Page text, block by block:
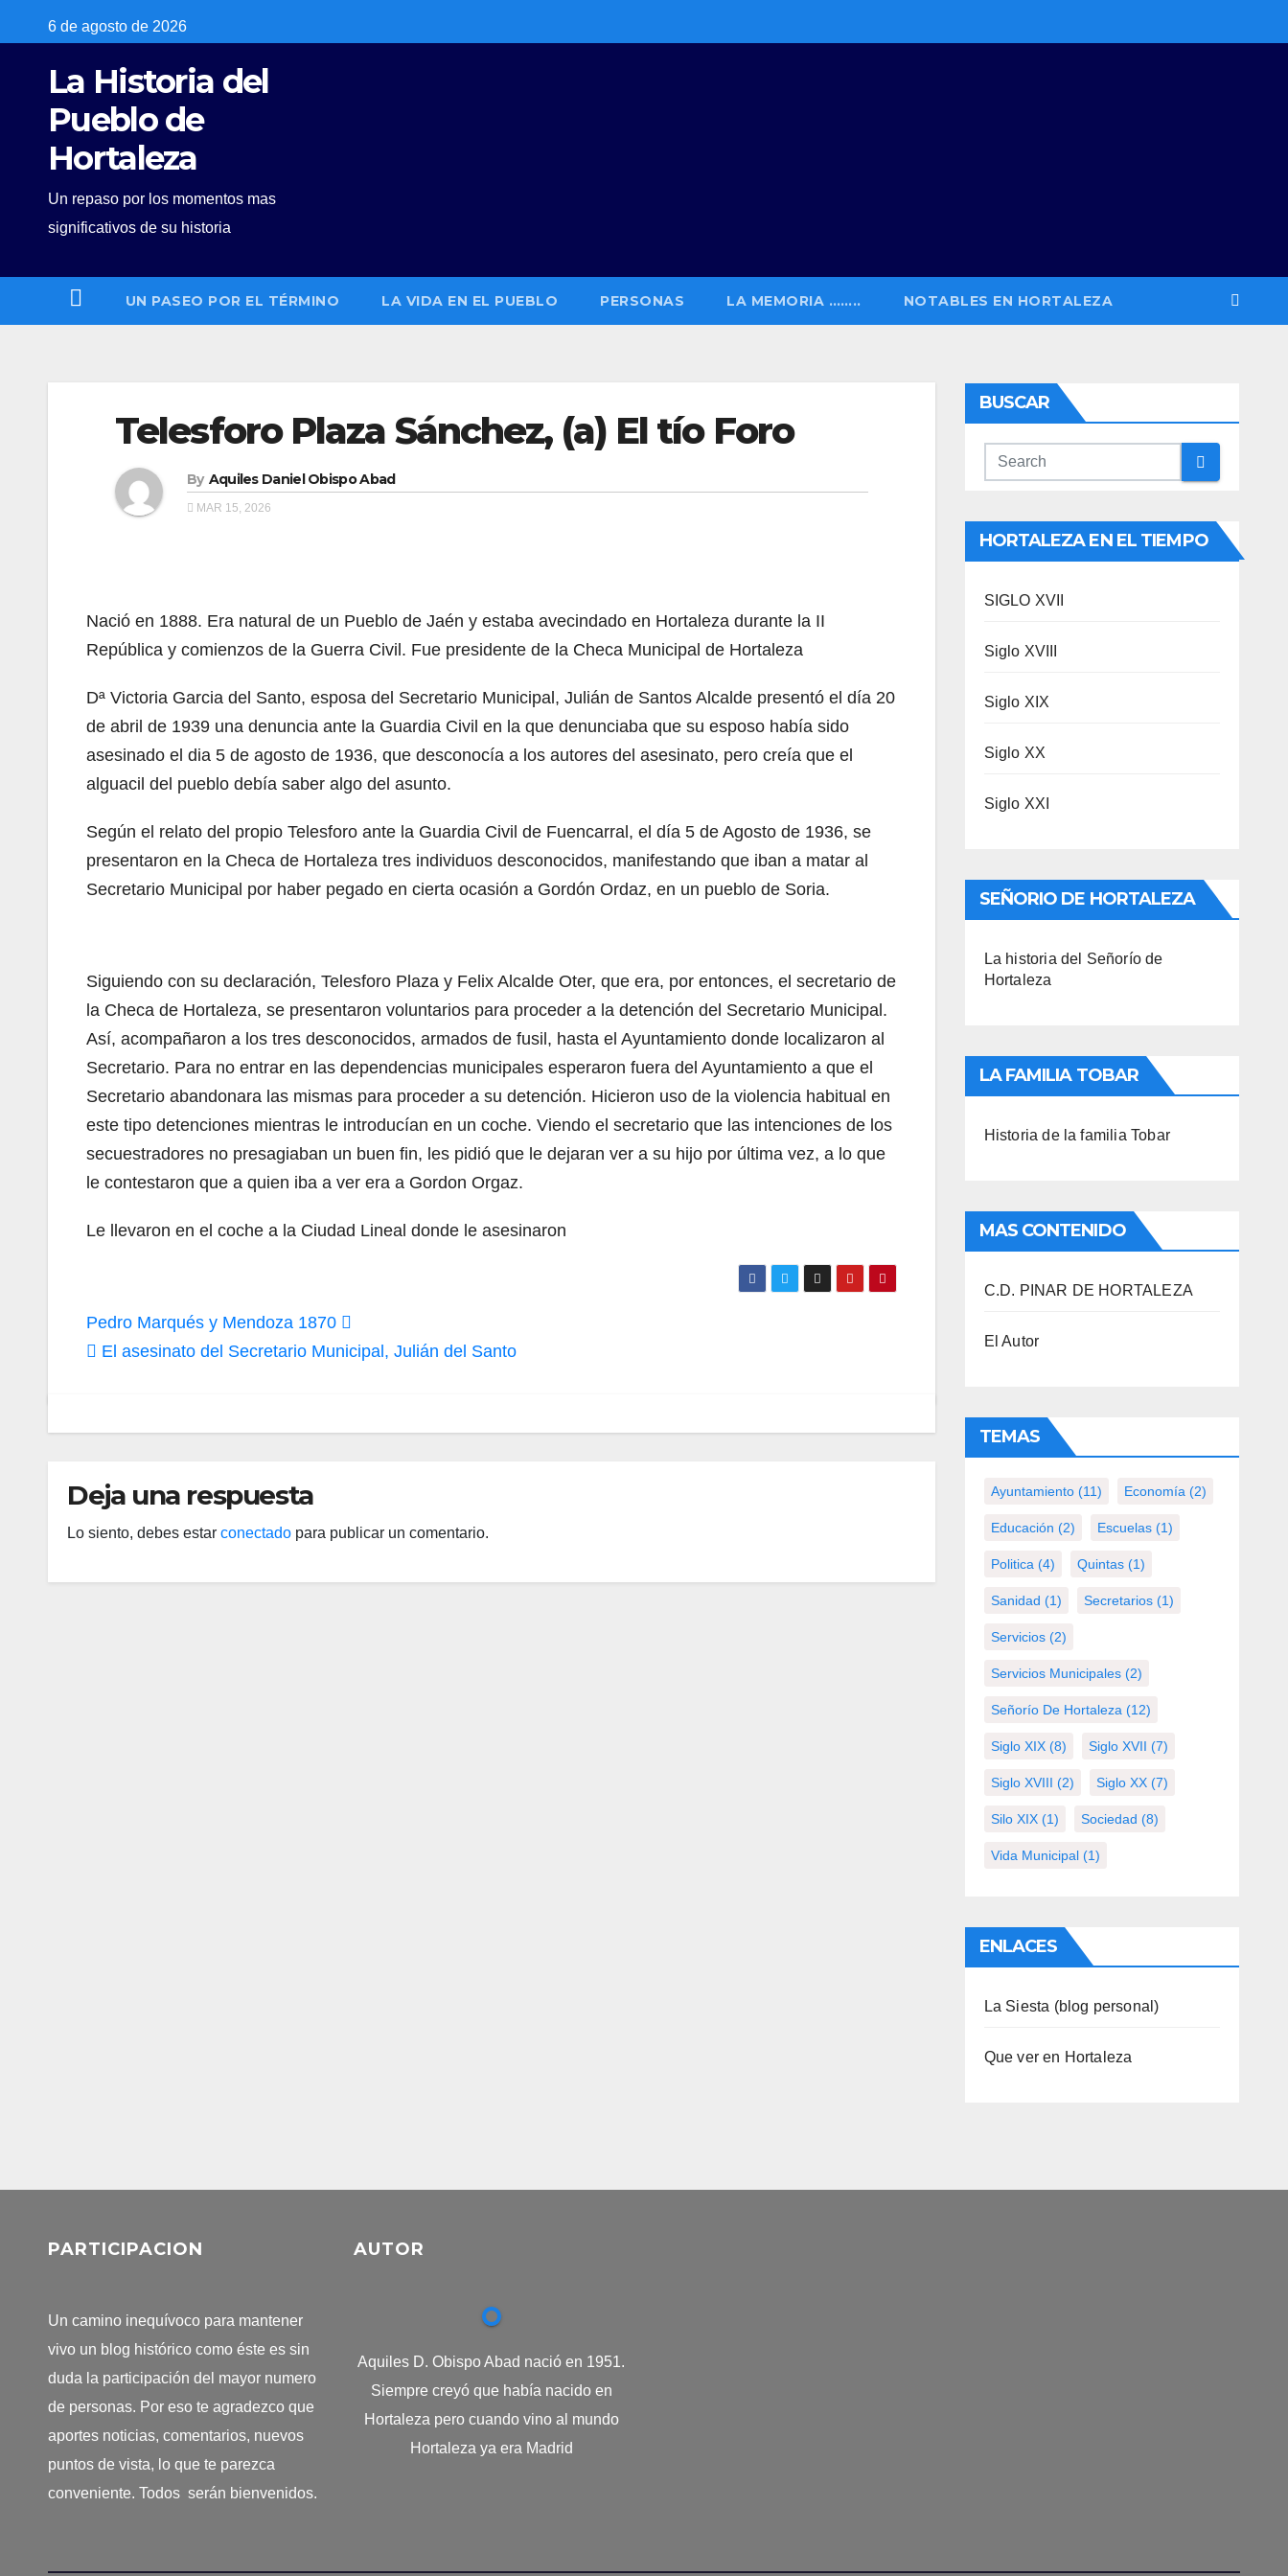
to
6 de agosto de 2026
La Historia del
Pueblo de
Hortaleza
Un repaso por los momentos mas
significativos de su historia
UN PASEO POR EL TÉRMINO LA VIDA EN EL PUEBLO PERSONAS LA MEMORIA …….. NOTABLES EN HORTALEZA
Telesforo Plaza Sánchez, (a) El tío Foro
By Aquiles Daniel Obispo Abad
MAR 15, 2026
Nació en 1888. Era natural de un Pueblo de Jaén y estaba avecindado en Hortaleza durante la II
República y comienzos de la Guerra Civil. Fue presidente de la Checa Municipal de Hortaleza
Dª Victoria Garcia del Santo, esposa del Secretario Municipal, Julián de Santos Alcalde presentó el día 20
de abril de 1939 una denuncia ante la Guardia Civil en la que denunciaba que su esposo había sido
asesinado el dia 5 de agosto de 1936, que desconocía a los autores del asesinato, pero creía que el
alguacil del pueblo debía saber algo del asunto.
Según el relato del propio Telesforo ante la Guardia Civil de Fuencarral, el día 5 de Agosto de 1936, se
presentaron en la Checa de Hortaleza tres individuos desconocidos, manifestando que iban a matar al
Secretario Municipal por haber pegado en cierta ocasión a Gordón Ordaz, en un pueblo de Soria.
Siguiendo con su declaración, Telesforo Plaza y Felix Alcalde Oter, que era, por entonces, el secretario de
la Checa de Hortaleza, se presentaron voluntarios para proceder a la detención del Secretario Municipal.
Así, acompañaron a los tres desconocidos, armados de fusil, hasta el Ayuntamiento donde localizaron al
Secretario. Para no entrar en las dependencias municipales esperaron fuera del Ayuntamiento a que el
Secretario abandonara las mismas para proceder a su detención. Hicieron uso de la violencia habitual en
este tipo detenciones mientras le introducían en un coche. Viendo el secretario que las intenciones de los
secuestradores no presagiaban un buen fin, les pidió que le dejaran ver a su hijo por última vez, a lo que
le contestaron que a quien iba a ver era a Gordon Orgaz.
Le llevaron en el coche a la Ciudad Lineal donde le asesinaron
Navegación
de
Pedro Marqués y Mendoza 1870
El asesinato del Secretario Municipal, Julián del Santo
Deja una respuesta
Lo siento, debes estar conectado para publicar un comentario.
BUSCAR
HORTALEZA EN EL TIEMPO
SIGLO XVII
Siglo XVIII
Siglo XIX
Siglo XX
Siglo XXI
SEÑORIO DE HORTALEZA
La historia del Señorío de
Hortaleza
LA FAMILIA TOBAR
Historia de la familia Tobar
MAS CONTENIDO
C.D. PINAR DE HORTALEZA
El Autor
TEMAS
Ayuntamiento(11) Economía (2)
Educación (2) Escuelas(1)
Politica (4) Quintas(1)
Sanidad (1) Secretarios(1)
Servicios(2)
Servicios Municipales(2)
Señorío De Hortaleza (12)
Siglo XIX(8) Siglo XVII (7)
Siglo XVIII (2) Siglo XX(7)
Silo XIX(1) Sociedad (8)
Vida Municipal(1)
ENLACES
La Siesta (blog personal)
Que ver en Hortaleza
PARTICIPACION
Un camino inequívoco para mantener
vivo un blog histórico como éste es sin
duda la participación del mayor numero
de personas. Por eso te agradezco que
aportes noticias, comentarios, nuevos
puntos de vista, lo que te parezca
conveniente. Todos serán bienvenidos.
AUTOR
Aquiles D. Obispo Abad nació en 1951.
Siempre creyó que había nacido en
Hortaleza pero cuando vino al mundo
Hortaleza ya era Madrid